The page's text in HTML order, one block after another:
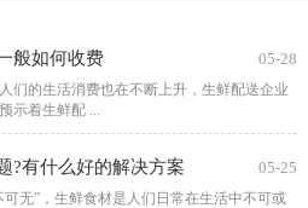
般如何收费 05-28
们的生活消费也在不断上升，生鲜配送企业
示着生鲜配 ...
?有什么好的解决方案 05-25
无”，生鲜食材是人们日常在生活中不可或